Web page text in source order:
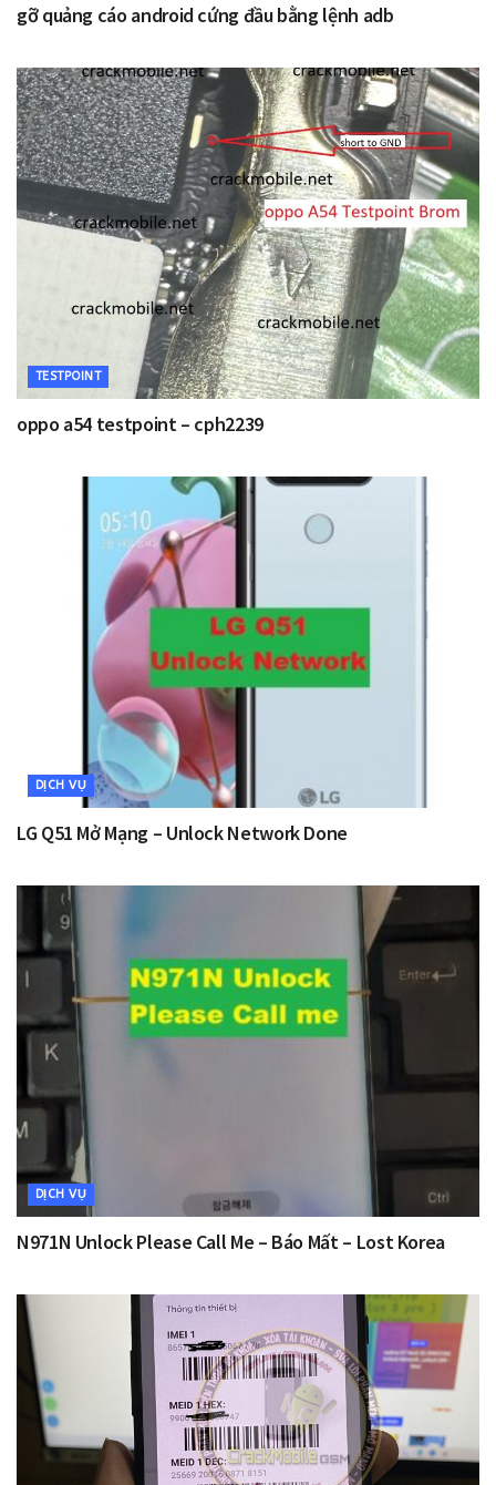
gỡ quảng cáo android cứng đầu bằng lệnh adb
TESTPOINT
oppo a54 testpoint – cph2239
DỊCH VỤ
LG Q51 Mở Mạng – Unlock Network Done
DỊCH VỤ
N971N Unlock Please Call Me – Báo Mất – Lost Korea